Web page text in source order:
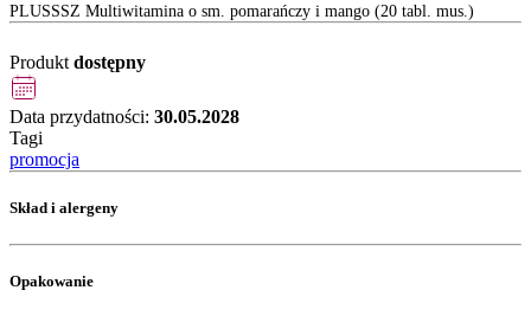
PLUSSSZ Multiwitamina o sm. pomarańczy i mango (20 tabl. mus.)
Produkt dostępny
Data przydatności: 30.05.2028
Tagi
promocja
Skład i alergeny
Opakowanie